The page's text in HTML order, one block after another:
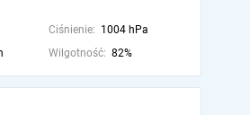
Ciśnienie: 1004 hPa
Wilgotność: 82%